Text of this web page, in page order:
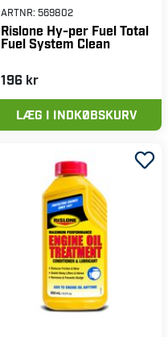
ARTNR: 569802
Rislone Hy-per Fuel Total
Fuel System Clean
196 kr
LÆG I INDKØBSKURV